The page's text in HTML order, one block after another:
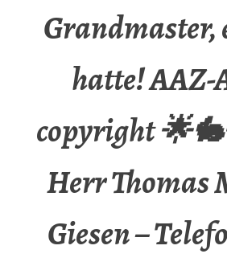
Grandmaster,
hatte! AAZ-
copyright
Herr Thomas
Giesen –